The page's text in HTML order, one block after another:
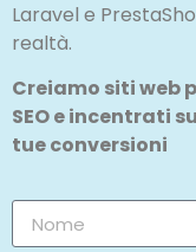
Laravel e
realtà.
Creiamo siti web
SEO e incentrati
tue conversioni